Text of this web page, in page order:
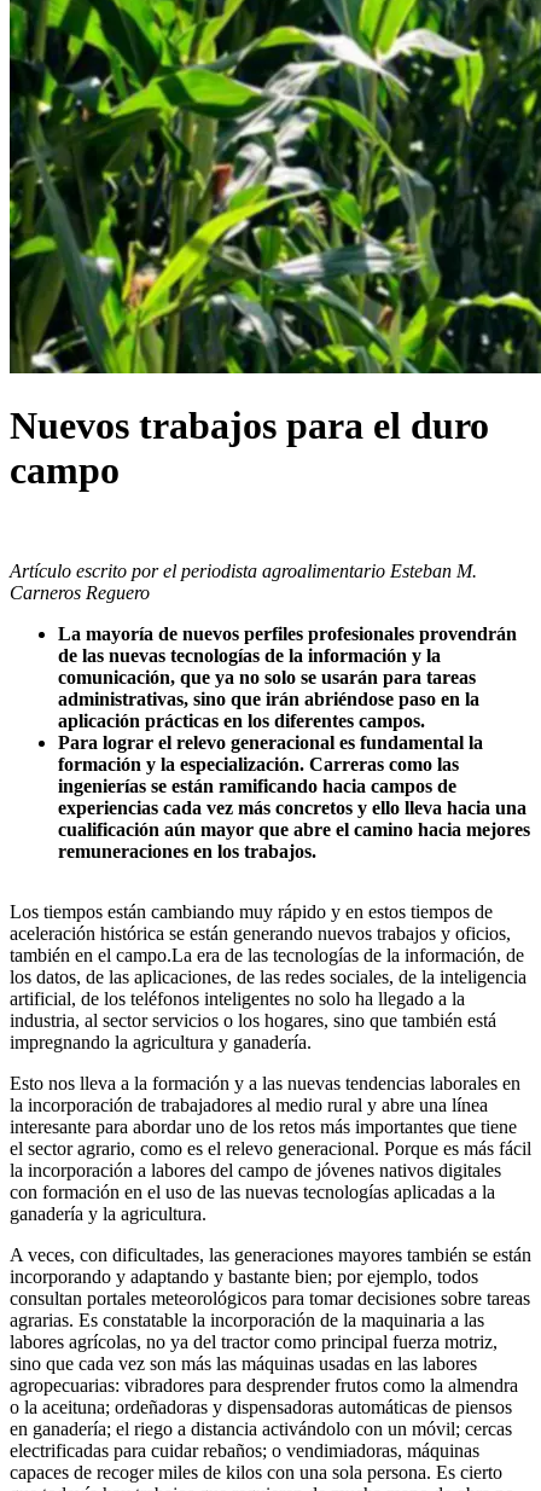
Nuevos trabajos para el duro
campo
Artículo escrito por el periodista agroalimentario Esteban M.
Carneros Reguero
La mayoría de nuevos perfiles profesionales provendrán
de las nuevas tecnologías de la información y la
comunicación, que ya no solo se usarán para tareas
administrativas, sino que irán abriéndose paso en la
aplicación prácticas en los diferentes campos.
Para lograr el relevo generacional es fundamental la
formación y la especialización. Carreras como las
ingenierías se están ramificando hacia campos de
experiencias cada vez más concretos y ello lleva hacia una
cualificación aún mayor que abre el camino hacia mejores
remuneraciones en los trabajos.
Los tiempos están cambiando muy rápido y en estos tiempos de
aceleración histórica se están generando nuevos trabajos y oficios,
también en el campo.La era de las tecnologías de la información, de
los datos, de las aplicaciones, de las redes sociales, de la inteligencia
artificial, de los teléfonos inteligentes no solo ha llegado a la
industria, al sector servicios o los hogares, sino que también está
impregnando la agricultura y ganadería.
Esto nos lleva a la formación y a las nuevas tendencias laborales en
la incorporación de trabajadores al medio rural y abre una línea
interesante para abordar uno de los retos más importantes que tiene
el sector agrario, como es el relevo generacional. Porque es más fácil
la incorporación a labores del campo de jóvenes nativos digitales
con formación en el uso de las nuevas tecnologías aplicadas a la
ganadería y la agricultura.
A veces, con dificultades, las generaciones mayores también se están
incorporando y adaptando y bastante bien; por ejemplo, todos
consultan portales meteorológicos para tomar decisiones sobre tareas
agrarias. Es constatable la incorporación de la maquinaria a las
labores agrícolas, no ya del tractor como principal fuerza motriz,
sino que cada vez son más las máquinas usadas en las labores
agropecuarias: vibradores para desprender frutos como la almendra
o la aceituna; ordeñadoras y dispensadoras automáticas de piensos
en ganadería; el riego a distancia activándolo con un móvil; cercas
electrificadas para cuidar rebaños; o vendimiadoras, máquinas
capaces de recoger miles de kilos con una sola persona. Es cierto